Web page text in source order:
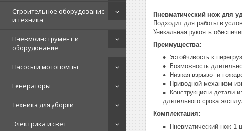
Строительное оборудование
и техника
Пневмоинструмент и
оборудование
Насосы и мотопомпы
Генераторы
Техника для уборки
Электрика и свет
Пневматический нож для
Подходит для работы в
Уникальная рукоять
Преимущества:
Устойчивость к
Возможность
Низкая взрыво- и
Приводной механизм
Конструкция и детали
длительного срока
Комплектация:
Пневматический нож 1